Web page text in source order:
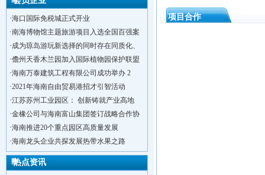
·海口国际免税城正式开业
·南海博物馆主题旅游项目入选全国百强案
·成为琼岛游玩新选择的同时存在同质化、
·儋州天香木兰园加入国际植物园保护联盟
·海南万泰建筑工程有限公司成功举办 2
·2021年海南自由贸易港招才引智活动
·江苏苏州工业园区： 创新铸就产业高地
·金橡公司与海南富山集团签订战略合作协
·海南推进20个重点园区高质量发展
·海南龙头企业共探发展热带水果之路
热点资讯
项目合作